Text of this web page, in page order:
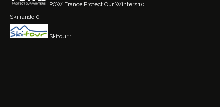
POW France Protect Our Winters 10
Ski rando 0
Skitour1